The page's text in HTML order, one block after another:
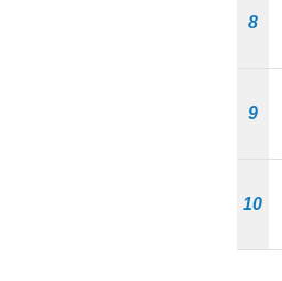
8
9
10